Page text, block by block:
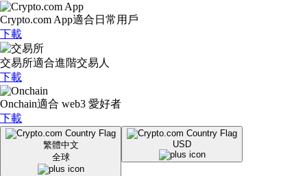
Crypto.com App適合日常用戶
下載
交易所適合進階交易人
下載
Onchain適合 web3 愛好者
下載
繁體中文
全球
USD